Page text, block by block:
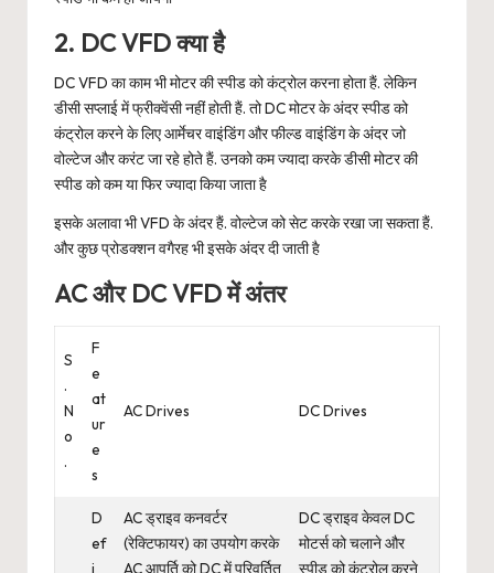
2. DC VFD क्या है
DC VFD का काम भी मोटर की स्पीड को कंट्रोल करना होता हैं. लेकिन
डीसी सप्लाई में फ्रीक्वेंसी नहीं होती हैं. तो DC मोटर के अंदर स्पीड को
कंट्रोल करने के लिए आर्मेचर वाइंडिंग और फील्ड वाइंडिंग के अंदर जो
वोल्टेज और करंट जा रहे होते हैं. उनको कम ज्यादा करके डीसी मोटर की
स्पीड को कम या फिर ज्यादा किया जाता है
इसके अलावा भी VFD के अंदर हैं. वोल्टेज को सेट करके रखा जा सकता हैं.
और कुछ प्रोडक्शन वगैरह भी इसके अंदर दी जाती है
AC और DC VFD में अंतर
S
.
N
o
.
F
e
at
ur
e
s
AC Drives DC Drives
D
ef
i
AC ड्राइव कनवर्टर
(रेक्टिफायर) का उपयोग करके
AC आपूर्ति को DC में परिवर्तित
DC ड्राइव केवल DC
मोटर्स को चलाने और
स्पीड को कंट्रोल करने